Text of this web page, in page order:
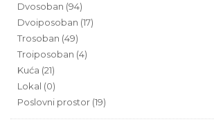
Dvosoban (94)
Dvoiposoban (17)
Trosoban (49)
Troiposoban (4)
Kuća (21)
Lokal (0)
Poslovni prostor (19)